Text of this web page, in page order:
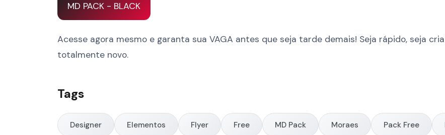
MD PACK - BLACK
Acesse agora mesmo e garanta sua VAGA antes que seja tarde demais! Seja rápido, seja
totalmente novo.
Tags
Designer Elementos Flyer Free MD Pack Moraes Pack Free